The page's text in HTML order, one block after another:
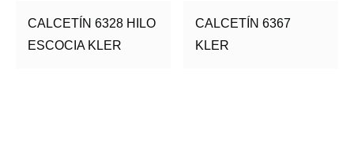
CALCETÍN 6328 HILO
ESCOCIA KLER
CALCETÍN 6367
KLER